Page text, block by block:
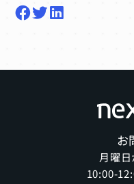
お
月曜
10:00-